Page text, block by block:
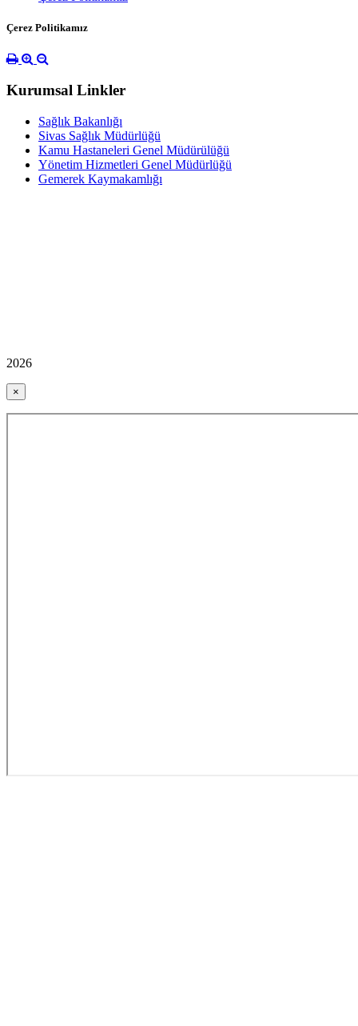
Çerez Politikamız
Kurumsal Linkler
Sağlık Bakanlığı
Sivas Sağlık Müdürlüğü
Kamu Hastaneleri Genel Müdürülüğü
Yönetim Hizmetleri Genel Müdürlüğü
Gemerek Kaymakamlığı
2026
×